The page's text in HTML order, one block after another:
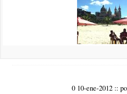
de brasil y este lugar me resultó muy
de alojamientos buenos y
puedas recomendar? pienso viejar
en hostels o piezas de alquiler. si
0 10-ene-2012 ::